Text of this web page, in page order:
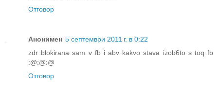
Отговор
Анонимен 5 септември 2011 г. в 0:22
zdr blokirana sam v fb i abv kakvo stava izob6to s toq fb
:@:@:@
Отговор